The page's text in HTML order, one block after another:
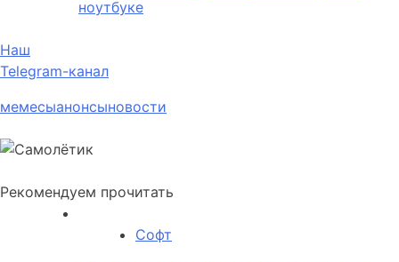
ноутбуке
Наш
Telegram-канал
мемесыанонсыновости
Рекомендуем прочитать
Софт